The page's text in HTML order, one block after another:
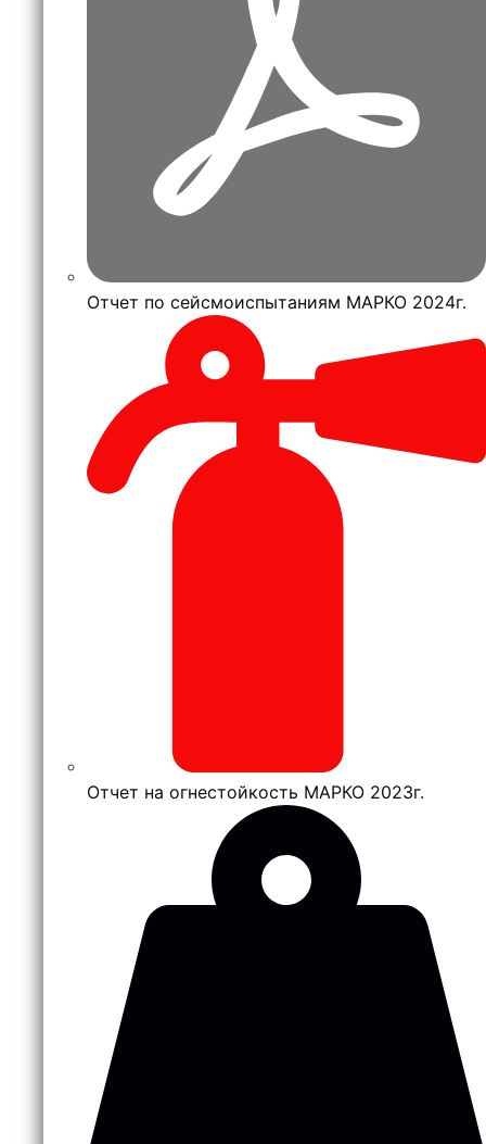
Отчет по сейсмоиспытаниям МАРКО 2024г.
Отчет на огнестойкость МАРКО 2023г.